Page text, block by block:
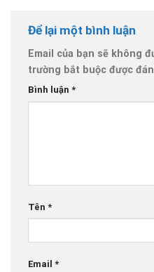
Để lại một bình luận
Email của bạn sẽ không
trường bắt buộc được
Bình luận *
Tên *
Email *